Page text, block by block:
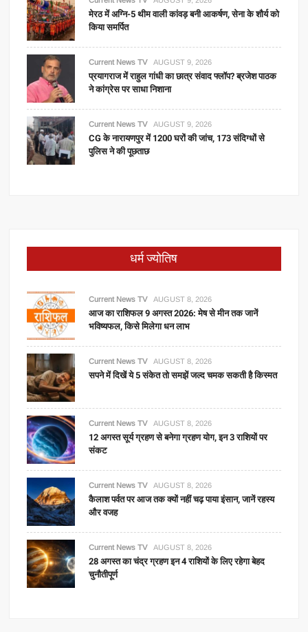
मेरठ में अग्नि-5 थीम वाली कांवड़ बनी आकर्षण, सेना के शौर्य को
किया समर्पित
Current News TV AUGUST 9, 2026
प्रयागराज में राहुल गांधी का छात्र संवाद फ्लॉप? ब्रजेश पाठक
ने कांग्रेस पर साधा निशाना
Current News TV AUGUST 9, 2026
CG के नारायणपुर में 1200 घरों की जांच, 173 संदिग्धों से
पुलिस ने की पूछताछ
धर्म ज्योतिष
Current News TV AUGUST 8, 2026
आज का राशिफल 9 अगस्त 2026: मेष से मीन तक जानें
भविष्यफल, किसे मिलेगा धन लाभ
Current News TV AUGUST 8, 2026
सपने में दिखें ये 5 संकेत तो समझें जल्द चमक सकती है किस्मत
Current News TV AUGUST 8, 2026
12 अगस्त सूर्य ग्रहण से बनेगा ग्रहण योग, इन 3 राशियों पर
संकट
Current News TV AUGUST 8, 2026
कैलाश पर्वत पर आज तक क्यों नहीं चढ़ पाया इंसान, जानें रहस्य
और वजह
Current News TV AUGUST 8, 2026
28 अगस्त का चंद्र ग्रहण इन 4 राशियों के लिए रहेगा बेहद
चुनौतीपूर्ण